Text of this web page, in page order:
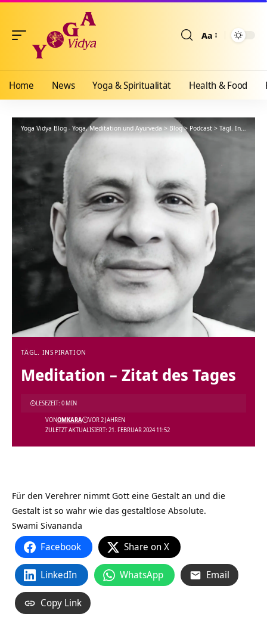
Aa
Home News Yoga & Spiritualität Health & Food
Yoga Vidya Blog - Yoga, Meditation und Ayurveda>Blog> Podcast > Tägl. Inspiration
TÄGL. INSPIRATION
Meditation – Zitat des Tages
ZULETZT AKTUALISIERT: 21. FEBRUAR 2024 11:52
VONOMKARA VOR 2 JAHREN
LESEZEIT: 0 MIN
Für den Verehrer nimmt Gott eine Gestalt an und die
Gestalt ist so wahr wie das gestaltlose Absolute.
Swami Sivananda
Facebook Share on X
LinkedIn WhatsApp Email
Copy Link